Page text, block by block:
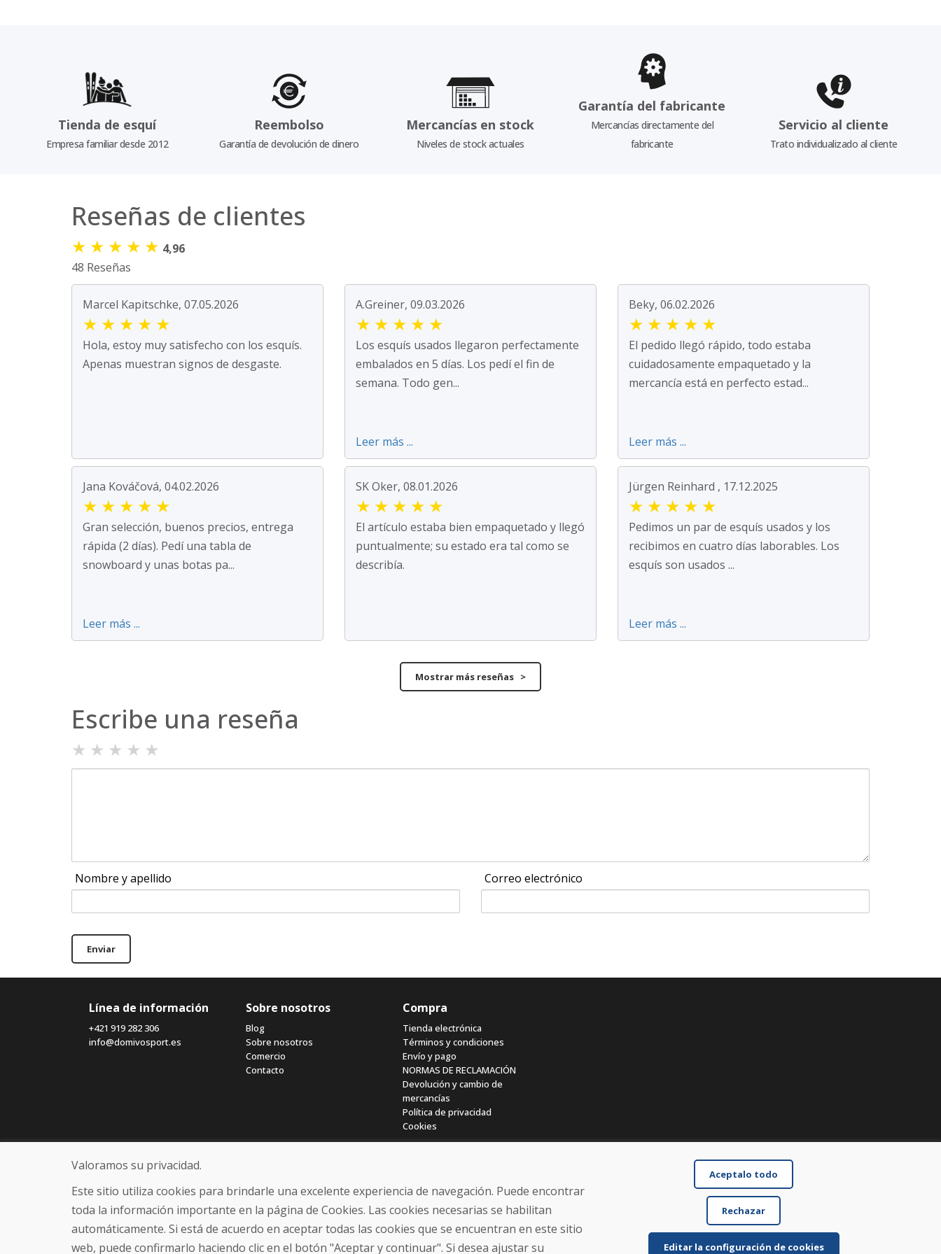
Tienda de esquí
Empresa familiar desde 2012
Reembolso
Garantía de devolución de dinero
Mercancías en stock
Niveles de stock actuales
Garantía del fabricante
Mercancías directamente del
fabricante
Servicio al cliente
Trato individualizado al cliente
Reseñas de clientes
★ ★ ★ ★ ★ 4,96
48 Reseñas
Marcel Kapitschke, 07.05.2026
★ ★ ★ ★ ★
Hola, estoy muy satisfecho con los esquís.
Apenas muestran signos de desgaste.
A.Greiner, 09.03.2026
★ ★ ★ ★ ★
Los esquís usados llegaron perfectamente
embalados en 5 días. Los pedí el fin de
semana. Todo gen...
Leer más ...
Beky, 06.02.2026
★ ★ ★ ★ ★
El pedido llegó rápido, todo estaba
cuidadosamente empaquetado y la
mercancía está en perfecto estad...
Leer más ...
Jana Kováčová, 04.02.2026
★ ★ ★ ★ ★
Gran selección, buenos precios, entrega
rápida (2 días). Pedí una tabla de
snowboard y unas botas pa...
Leer más ...
SK Oker, 08.01.2026
★ ★ ★ ★ ★
El artículo estaba bien empaquetado y llegó
puntualmente; su estado era tal como se
describía.
Jürgen Reinhard , 17.12.2025
★ ★ ★ ★ ★
Pedimos un par de esquís usados y los
recibimos en cuatro días laborables. Los
esquís son usados ...
Leer más ...
Mostrar más reseñas >
Escribe una reseña
★ ★ ★ ★ ★
Nombre y apellido Correo electrónico
Enviar
Línea de información
+421 919 282 306
info@domivosport.es
Sobre nosotros
Blog
Sobre nosotros
Comercio
Contacto
Compra
Tienda electrónica
Términos y condiciones
Envío y pago
NORMAS DE RECLAMACIÓN
Devolución y cambio de
mercancías
Política de privacidad
Cookies
© DOMIVOSPORT 2026, reservados todos los derechos
Valoramos su privacidad.
Este sitio utiliza cookies para brindarle una excelente experiencia de navegación. Puede encontrar
toda la información importante en la página de Cookies. Las cookies necesarias se habilitan
automáticamente. Si está de acuerdo en aceptar todas las cookies que se encuentran en este sitio
web, puede confirmarlo haciendo clic en el botón "Aceptar y continuar". Si desea ajustar su
Aceptalo todo
Rechazar
Editar la configuración de cookies